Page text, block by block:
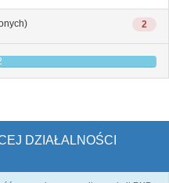
2
DZIAŁALNOŚCI